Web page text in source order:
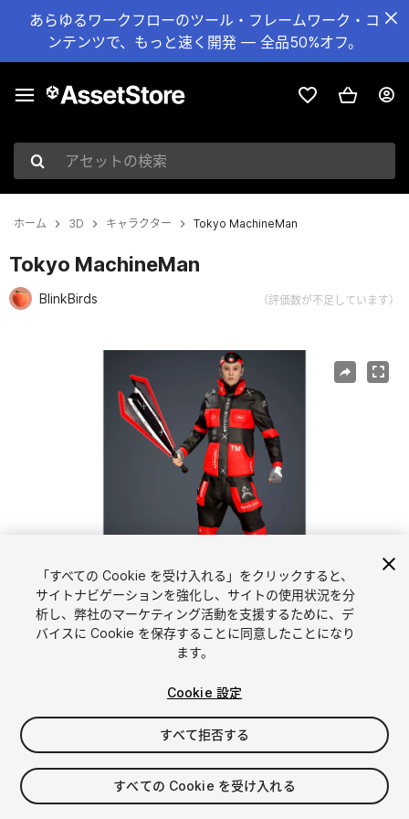
あらゆるワークフローのツール・フレームワーク・コ
ンテンツで、もっと速く開発 — 全品50%オフ。
アセットの検索
ホーム 3D キャラクター Tokyo MachineMan
Tokyo MachineMan
BlinkBirds （評価数が不足しています）
1 /2
$34.99
消費税は決済時に計算されます
「すべての Cookie を受け入れる」をクリックすると、
サイトナビゲーションを強化し、サイトの使用状況を分
析し、弊社のマーケティング活動を支援するために、デ
バイスに Cookie を保存することに同意したことになり
ます。
Cookie 設定
すべて拒否する
すべての Cookie を受け入れる